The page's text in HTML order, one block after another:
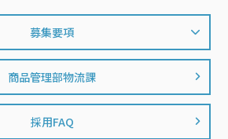
募集要項
商品管理部物流課
採用FAQ